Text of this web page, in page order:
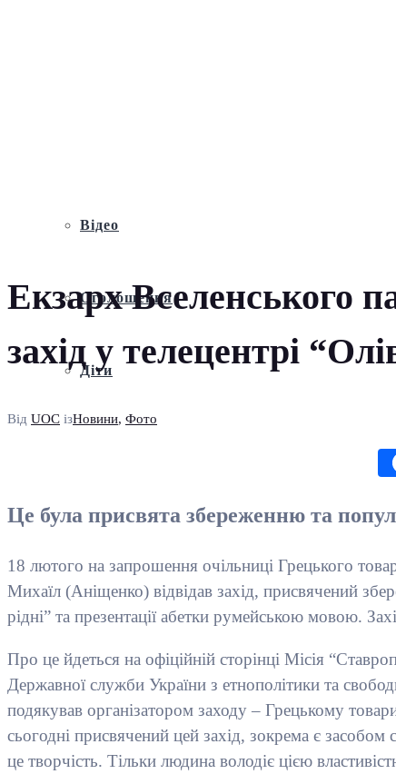
Відео
Оголошення
Діти
Екзарх Вселенського
захід у телецентрі
Від UOC ізНовини, Фото
Це була присвята збереженню та
18 лютого на запрошення очільниці Грецького
Михаїл (Аніщенко) відвідав захід, присвячений
рідні” та презентації абетки румейською мовою.
Про це йдеться на офіційній сторінці Місія
Державної служби України з етнополітики та
подякував організатором заходу – Грецькому
сьогодні присвячений цей захід, зокрема є
це творчість. Тільки людина володіє цією